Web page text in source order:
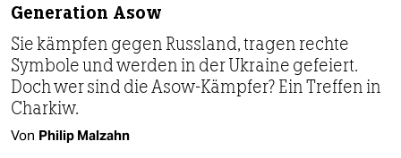
Generation Asow
Sie kämpfen gegen Russland, tragen rechte
Symbole und werden in der Ukraine gefeiert.
Doch wer sind die Asow-Kämpfer? Ein Treffen in
Charkiw.
Von Philip Malzahn